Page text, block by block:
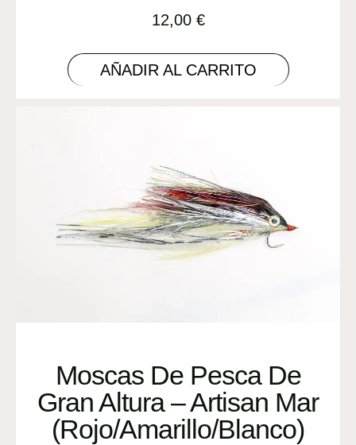
12,00 €
AÑADIR AL CARRITO
Moscas De Pesca De
Gran Altura – Artisan Mar
(Rojo/Amarillo/Blanco)